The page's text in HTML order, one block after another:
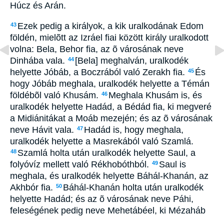
Húcz és Arán.
43 Ezek pedig a királyok, a kik uralkodának Edom
földén, mielõtt az Izráel fiai között király uralkodott
volna: Bela, Behor fia, az õ városának neve
Dinhába vala. 44 [Bela] meghalván, uralkodék
helyette Jóbáb, a Boczrából való Zerakh fia. 45 És
hogy Jóbáb meghala, uralkodék helyette a Témán
földébõl való Khusám. 46 Meghala Khusám is, és
uralkodék helyette Hadád, a Bédád fia, ki megveré
a Midiánitákat a Moáb mezején; és az õ városának
neve Hávit vala. 47 Hadád is, hogy meghala,
uralkodék helyette a Masrekából való Szamlá.
48 Szamlá holta után uralkodék helyette Saul, a
folyóvíz mellett való Rékhobóthból. 49 Saul is
meghala, és uralkodék helyette Báhál-Khanán, az
Akhbór fia. 50 Báhál-Khanán holta után uralkodék
helyette Hadád; és az õ városának neve Páhi,
feleségének pedig neve Mehetábéel, ki Mézaháb